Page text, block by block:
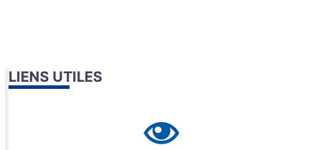
LIENS UTILES